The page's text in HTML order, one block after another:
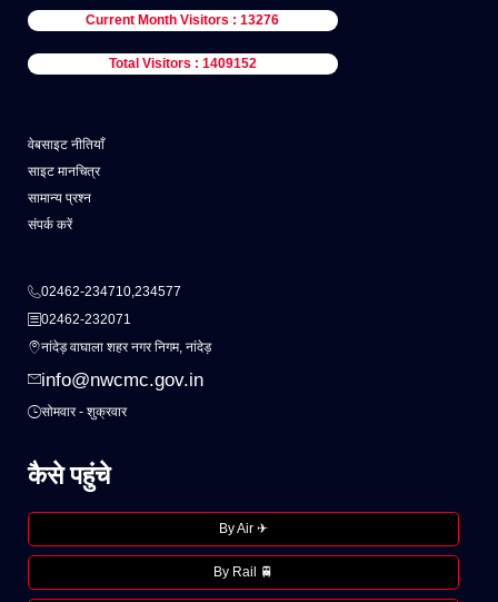
Current Month Visitors : 13276
Total Visitors : 1409152
वेबसाइट नीतियाँ
साइट मानचित्र
सामान्य प्रश्न
संपर्क करें
02462-234710,234577
02462-232071
नांदेड़ वाघाला शहर नगर निगम, नांदेड़
info@nwcmc.gov.in
सोमवार - शुक्रवार
कैसे पहुंचे
By Air ✈
By Rail 🚆